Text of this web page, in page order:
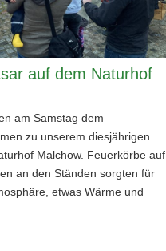
auf dem Naturhof
am Samstag dem
zu unserem diesjährigen
Malchow. Feuerkörbe auf
an den Ständen sorgten für
etwas Wärme und